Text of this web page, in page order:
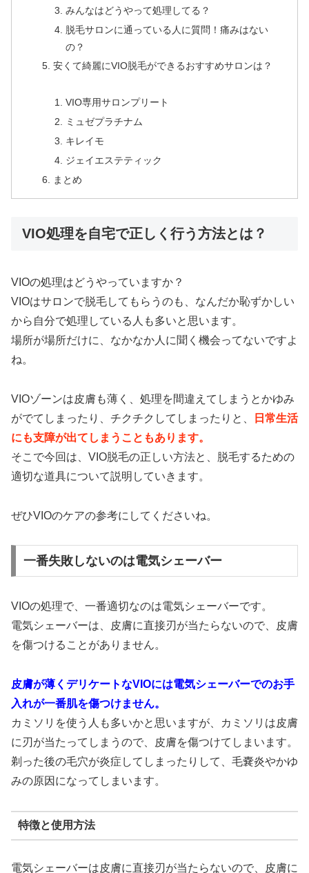
みんなはどうやって処理してる？
脱毛サロンに通っている人に質問！痛みはない
の？
安くて綺麗にVIO脱毛ができるおすすめサロンは？
VIO専用サロンプリート
ミュゼプラチナム
キレイモ
ジェイエステティック
まとめ
VIO処理を自宅で正しく行う方法とは？
VIOの処理はどうやっていますか？
VIOはサロンで脱毛してもらうのも、なんだか恥ずかしい
から自分で処理している人も多いと思います。
場所が場所だけに、なかなか人に聞く機会ってないですよ
ね。
VIOゾーンは皮膚も薄く、処理を間違えてしまうとかゆみ
がでてしまったり、チクチクしてしまったりと、
日常生活
にも支障が出てしまうこともあります。
そこで今回は、VIO脱毛の正しい方法と、脱毛するための
適切な道具について説明していきます。
ぜひVIOのケアの参考にしてくださいね。
一番失敗しないのは電気シェーバー
VIOの処理で、一番適切なのは電気シェーバーです。
電気シェーバーは、皮膚に直接刃が当たらないので、皮膚
を傷つけることがありません。
皮膚が薄くデリケートなVIOには電気シェーバーでのお手
入れが一番肌を傷つけません。
カミソリを使う人も多いかと思いますが、カミソリは皮膚
に刃が当たってしまうので、皮膚を傷つけてしまいます。
剃った後の毛穴が炎症してしまったりして、毛嚢炎やかゆ
みの原因になってしまいます。
特徴と使用方法
電気シェーバーは皮膚に直接刃が当たらないので、皮膚に